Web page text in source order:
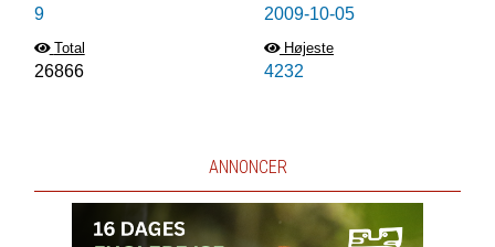
9 2009-10-05
Total
26866
Højeste
4232
ANNONCER